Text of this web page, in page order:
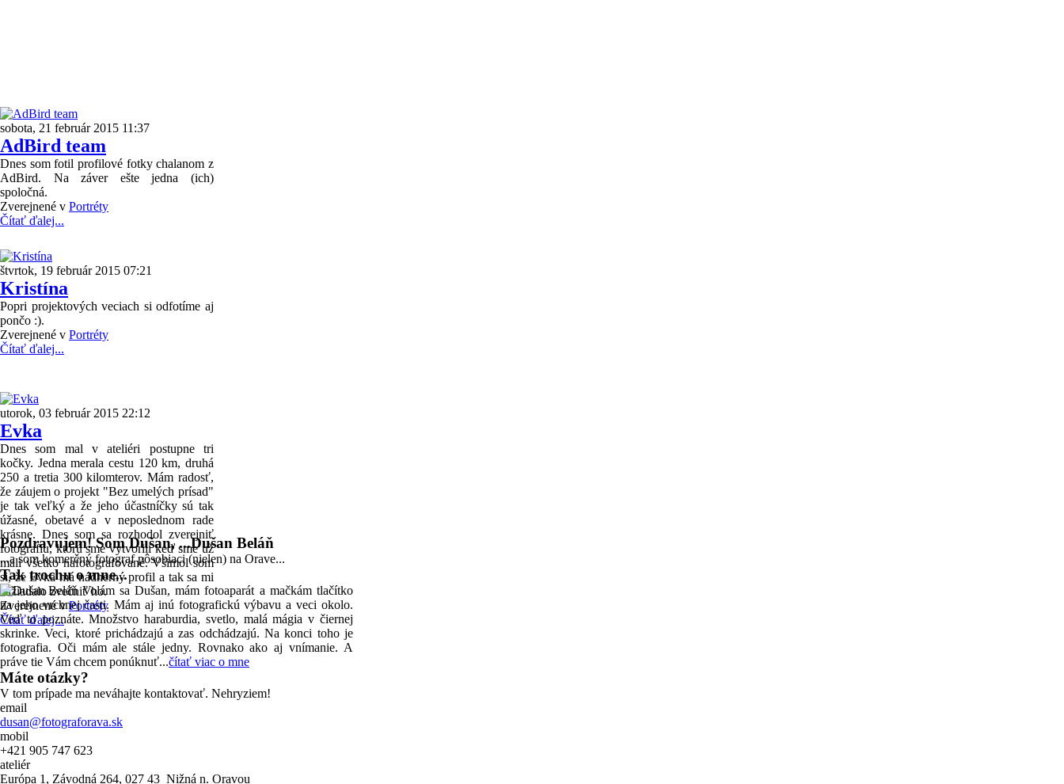
sobota, 21 február 2015 11:37
AdBird team
Dnes som fotil profilové fotky chalanom z
AdBird. Na záver ešte jedna (ich)
spoločná.
Zverejnené v Portréty
Čítať ďalej...
štvrtok, 19 február 2015 07:21
Kristína
Popri projektových veciach si odfotíme aj
pončo :).
Zverejnené v Portréty
Čítať ďalej...
utorok, 03 február 2015 22:12
Evka
Dnes som mal v ateliéri postupne tri
kočky. Jedna merala cestu 120 km, druhá
250 a tretia 300 kilomterov. Mám radosť,
že záujem o projekt "Bez umelých prísad"
je tak veľký a že jeho účastníčky sú tak
úžasné, obetavé a v neposlednom rade
krásne. Dnes som sa rozhodol zverejniť
fotografiu, ktorú sme vytvorili keď sme už
mali všetko nafotografované. Všimol som
si, že Evka má nádherný profil a tak sa mi
zažiadalo zvečniť ho.
Zverejnené v Portréty
Čítať ďalej...
Pozdravujem! Som Dušan, ...Dušan Beláň
...a som komerčný fotograf pôsobiaci (nielen) na Orave...
Tak trochu o mne...
Volám sa Dušan, mám fotoaparát a mačkám tlačítko
na jeho vrchnej časti. Mám aj inú fotografickú výbavu a veci okolo.
Veď to poznáte. Množstvo haraburdia, svetlo, malá mágia v čiernej
skrinke. Veci, ktoré prichádzajú a zas odchádzajú. Na konci toho je
fotografia. Oči mám ale stále jedny. Rovnako ako aj vnímanie. A
práve tie Vám chcem ponúknuť...čítať viac o mne
Máte otázky?
V tom prípade ma neváhajte kontaktovať. Nehryziem!
email
dusan@fotograforava.sk
mobil
+421 905 747 623
ateliér
Európa 1, Závodná 264, 027 43 Nižná n. Oravou